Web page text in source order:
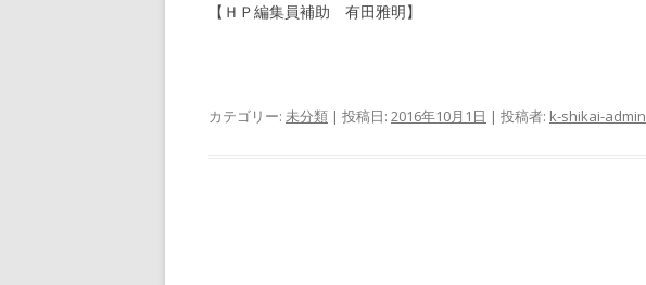
【ＨＰ編集員補助 有田雅明】
カテゴリー: 未分類 | 投稿日: 2016年10月1日 | 投稿者: k-shikai-admin